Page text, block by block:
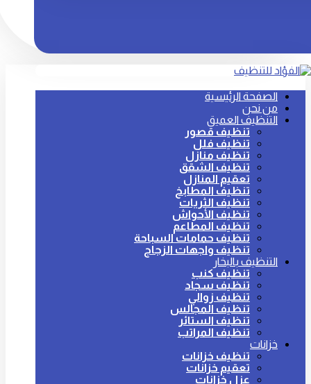
الصفحة الرئيسية
من نحن
التنظيف العميق
تنظيف قصور
تنظيف فلل
تنظيف منازل
تنظيف الشقق
تعقيم المنازل
تنظيف المطابخ
تنظيف الثريات
تنظيف الأحواش
تنظيف المطاعم
تنظيف حمامات السباحة
تنظيف واجهات الزجاج
التنظيف بالبخار
تنظيف كنب
تنظيف سجاد
تنظيف زوالي
تنظيف المجالس
تنظيف الستائر
تنظيف المراتب
خزانات
تنظيف خزانات
تعقيم خزانات
عزل خزانات